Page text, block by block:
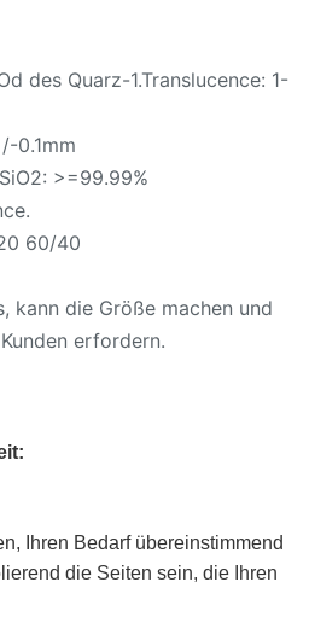
des Quarz-1.Translucence: 1-
0.1mm
>=99.99%
60/40
kann die Größe machen und
erfordern.
Ihren Bedarf übereinstimmend
die Seiten sein, die Ihren